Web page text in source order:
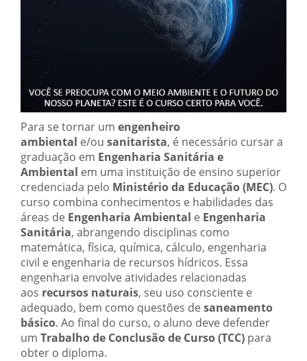
Para se tornar um engenheiro
ambiental e/ou sanitarista, é necessário cursar a
graduação em Engenharia Sanitária e
Ambiental em uma instituição de ensino superior
credenciada pelo Ministério da Educação (MEC). O
curso combina conhecimentos e habilidades das
áreas de Engenharia Ambiental e Engenharia
Sanitária, abrangendo disciplinas como
matemática, física, química, cálculo, engenharia
civil e engenharia de recursos hídricos. Essa
engenharia envolve atividades relacionadas
aos recursos naturais, seu uso consciente e
adequado, bem como questões de saneamento
básico. Ao final do curso, o aluno deve defender
um Trabalho de Conclusão de Curso (TCC) para
obter o diploma.